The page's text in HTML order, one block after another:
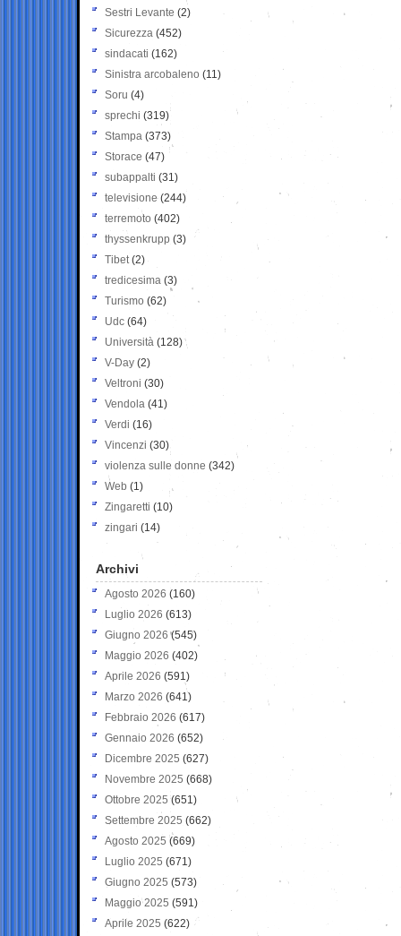
Sestri Levante (2)
Sicurezza (452)
sindacati (162)
Sinistra arcobaleno (11)
Soru (4)
sprechi (319)
Stampa (373)
Storace (47)
subappalti (31)
televisione(244)
terremoto (402)
thyssenkrupp (3)
Tibet(2)
tredicesima (3)
Turismo (62)
Udc (64)
Università (128)
V-Day (2)
Veltroni (30)
Vendola (41)
Verdi (16)
Vincenzi (30)
violenza sulle donne (342)
Web (1)
Zingaretti (10)
zingari (14)
Archivi
Agosto 2026 (160)
Luglio 2026 (613)
Giugno 2026 (545)
Maggio 2026 (402)
Aprile 2026 (591)
Marzo 2026 (641)
Febbraio 2026 (617)
Gennaio 2026 (652)
Dicembre 2025 (627)
Novembre 2025 (668)
Ottobre 2025 (651)
Settembre 2025 (662)
Agosto 2025 (669)
Luglio 2025 (671)
Giugno 2025 (573)
Maggio 2025 (591)
Aprile 2025 (622)